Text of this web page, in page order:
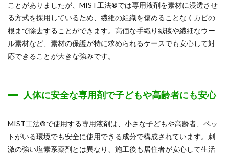
ことがありましたが、MIST工法®では専用液剤を素材に浸透させ
る方式を採用しているため、繊維の組織を傷めることなくカビの
根まで除去することができます。高価な手織り絨毯や繊細なウー
ル素材など、素材の保護が特に求められるケースでも安心して対
応できることが大きな強みです。
人体に安全な専用剤で子どもや高齢者にも安心
MIST工法®で使用する専用液剤は、小さな子どもや高齢者、ペッ
トがいる環境でも安全に使用できる成分で構成されています。刺
激の強い塩素系薬剤とは異なり、施工後も居住者が安心して生活